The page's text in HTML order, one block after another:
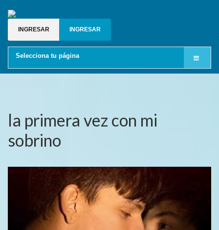
INGRESAR INGRESAR
Selecciona tu página
Blog gay
Grupos de whatsapp gay
la primera vez con mi
sobrino